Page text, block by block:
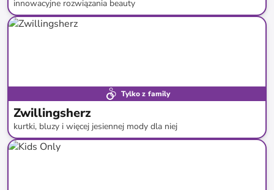
innowacyjne rozwiązania beauty
do-82%*
Tylko z family
Zwillingsherz
kurtki, bluzy i więcej jesiennej mody dla niej
do- 56%*